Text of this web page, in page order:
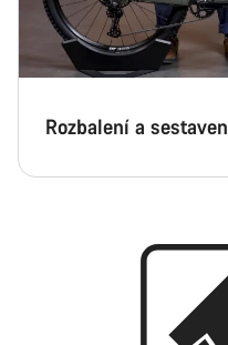
Rozbalení a